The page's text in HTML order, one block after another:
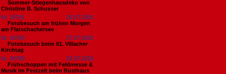
Sommer-Stiegenhausdeko von
Christine B. Schusser
Nr. 18791
29.07.2026
Fotobesuch am frühen Morgen
am Flatschachersee
Nr. 18790
27.07.2026
Fotobesuch beim 81. Villacher
Kirchtag
Nr. 18789
26.07.2026
Frühschoppen mit Feldmesse &
Musik im Festzelt beim Rüsthaus